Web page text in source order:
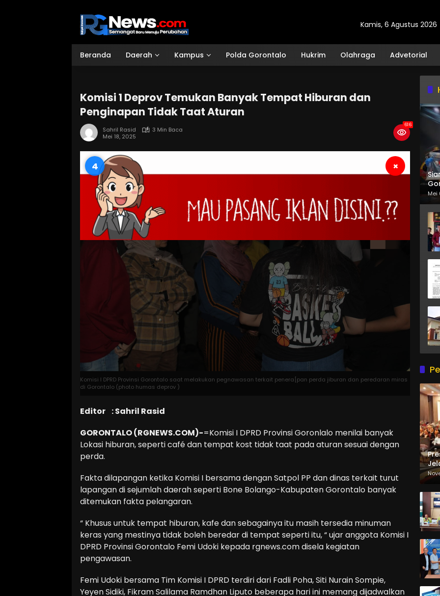
Kamis, 6 Agustus 2026
Beranda Daerah Kampus Polda Gorontalo Hukrim Olahraga Advetorial
Komisi 1 Deprov Temukan Banyak Tempat Hiburan dan
Penginapan Tidak Taat Aturan
Sahril Rasid
3 Min Baca
Mei 18, 2025
616
3 ×
Komisi I DPRD Provinsi Gorontalo saat melakukan pegnawasan terkait penera[pan perda jiburan dan peredaran miras
di Gorontalo (photo humas deprov )
Editor : Sahril Rasid
GORONTALO (RGNEWS.COM)-=Komisi I DPRD Provinsi Goronlalo menilai banyak
Lokasi hiburan, seperti café dan tempat kost tidak taat pada aturan sesuai dengan
perda.
Fakta dilapangan ketika Komisi I bersama dengan Satpol PP dan dinas terkait turut
lapangan di sejumlah daerah seperti Bone Bolango-Kabupaten Gorontalo banyak
ditemukan fakta pelangaran.
“ Khusus untuk tempat hiburan, kafe dan sebagainya itu masih tersedia minuman
keras yang mestinya tidak boleh beredar di tempat seperti itu, “ ujar anggota Komisi I
DPRD Provinsi Gorontalo Femi Udoki kepada rgnews.com disela kegiatan
pengawasan.
Femi Udoki bersama Tim Komisi I DPRD terdiri dari Fadli Poha, Siti Nurain Sompie,
Yeyen Sidiki, Fikram Salilama Ramdhan Liputo beberapa hari ini memang dijadwalkan
Mei